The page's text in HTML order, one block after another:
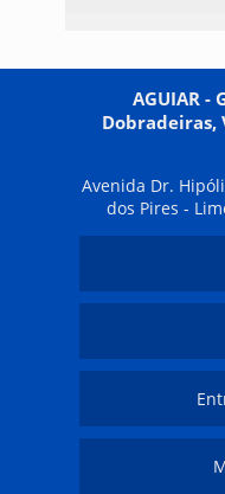
AGUIAR -
Dobradeiras,
Avenida Dr.
dos Pires -